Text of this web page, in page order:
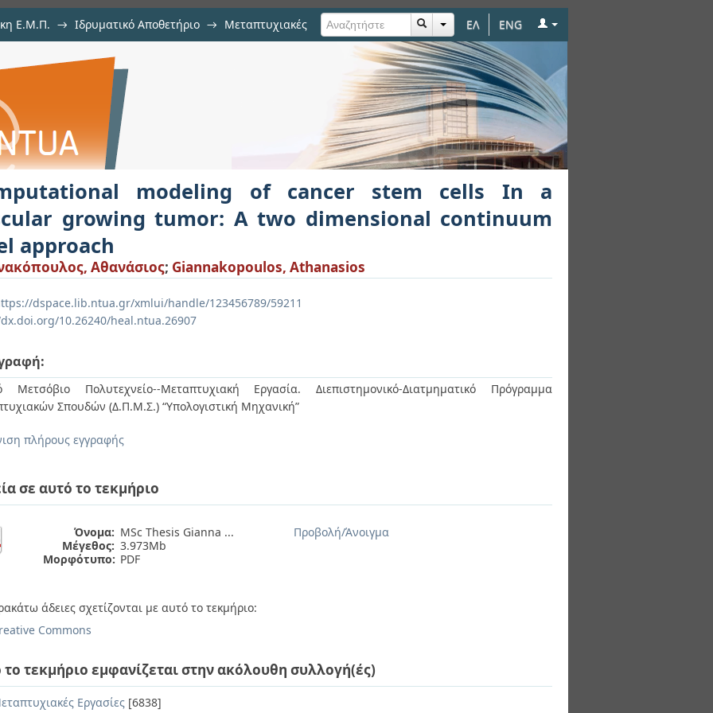
ΕΛ ENG
Ε.Μ.Π. → Ιδρυματικό Αποθετήριο → Μεταπτυχιακές
of cancer stem cells In a vascular growing tumor:
level approach
modeling of cancer stem cells In a
growing tumor: A two dimensional continuum
approach
Αθανάσιος; Giannakopoulos, Athanasios
dspace.lib.ntua.gr/xmlui/handle/123456789/59211
10.26240/heal.ntua.26907
Μετσόβιο Πολυτεχνείο--Μεταπτυχιακή Εργασία. Διεπιστημονικό-Διατμηματικό Πρόγραμμα
Σπουδών (Δ.Π.Μ.Σ.) “Υπολογιστική Μηχανική”
πλήρους εγγραφής
σε αυτό το τεκμήριο
Όνομα: MSc Thesis Gianna ...
Μέγεθος: 3.973Mb
Μορφότυπο: PDF
Προβολή/Άνοιγμα
άδειες σχετίζονται με αυτό το τεκμήριο:
Commons
το τεκμήριο εμφανίζεται στην ακόλουθη συλλογή(ές)
Εργασίες [6838]